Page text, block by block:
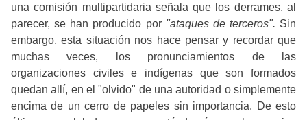
una comisión multipartidaria señala que los derrames, al
parecer, se han producido por"ataques de terceros". Sin
embargo, esta situación nos hace pensar y recordar que
muchas veces, los pronunciamientos de las
organizaciones civiles e indígenas que son formados
quedan allí, en el "olvido" de una autoridad o simplemente
encima de un cerro de papeles sin importancia. De esto